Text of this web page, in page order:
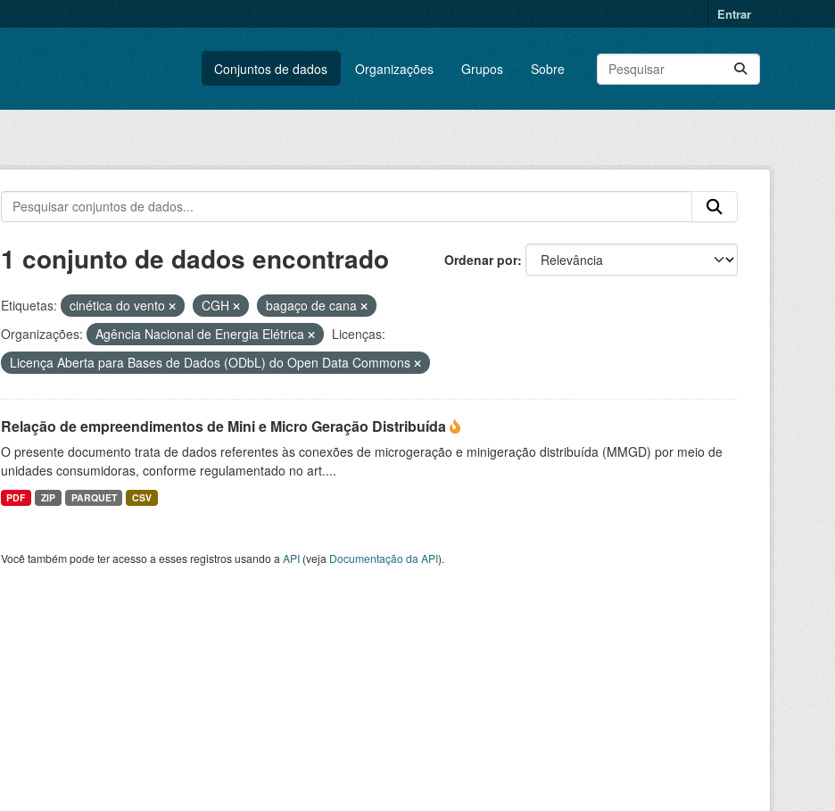
Entrar
Conjuntos de dados Organizações Grupos Sobre
Ordenar por
1 conjunto de dados encontrado
Etiquetas: cinética do vento CGH
bagaço de cana
Organizações:
Agência Nacional de Energia Elétrica
Licenças:
Licença Aberta para Bases de Dados (ODbL) do Open Data Commons
Relação de empreendimentos de Mini e Micro Geração Distribuída
O presente documento trata de dados referentes às conexões de microgeração e minigeração distribuída (MMGD) por meio de
unidades consumidoras, conforme regulamentado no art....
PDF ZIP PARQUET CSV
Você também pode ter acesso a esses registros usando a API(veja Documentação da API).